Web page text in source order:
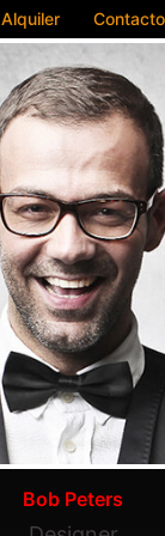
Alquiler Contacto
Bob Peters